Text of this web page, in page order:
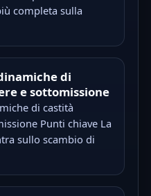
completa sulla
di
e sottomissione
di castità
Punti chiave La
sullo scambio di